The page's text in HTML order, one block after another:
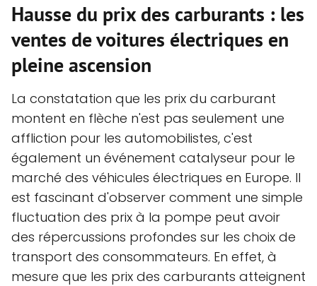
Hausse du prix des carburants : les
ventes de voitures électriques en
pleine ascension
La constatation que les prix du carburant
montent en flèche n'est pas seulement une
affliction pour les automobilistes, c'est
également un événement catalyseur pour le
marché des véhicules électriques en Europe. Il
est fascinant d'observer comment une simple
fluctuation des prix à la pompe peut avoir
des répercussions profondes sur les choix de
transport des consommateurs. En effet, à
mesure que les prix des carburants atteignent